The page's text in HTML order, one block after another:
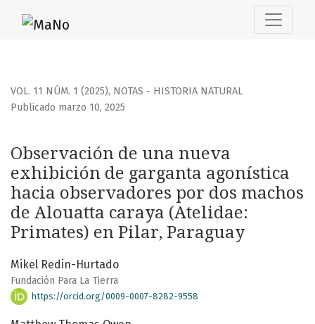
Observación de una nueva exhibición de garganta
VOL. 11 NÚM. 1 (2025), NOTAS - HISTORIA NATURAL
Observación de una nueva
exhibición de garganta agonística
hacia observadores por dos machos
de Alouatta caraya (Atelidae:
Primates) en Pilar, Paraguay
Publicado marzo 10, 2025
Mikel Redin-Hurtado
Fundación Para La Tierra
https://orcid.org/0009-0007-8282-9558